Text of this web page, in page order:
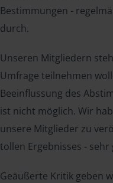
Bestimmungen -
durch.
Unseren Mitgliedern
Umfrage teilnehmen
Beeinflussung des
ist nicht möglich. Wir
unsere Mitglieder zu
tollen Ergebnisses - sehr
Geäußerte Kritik geben